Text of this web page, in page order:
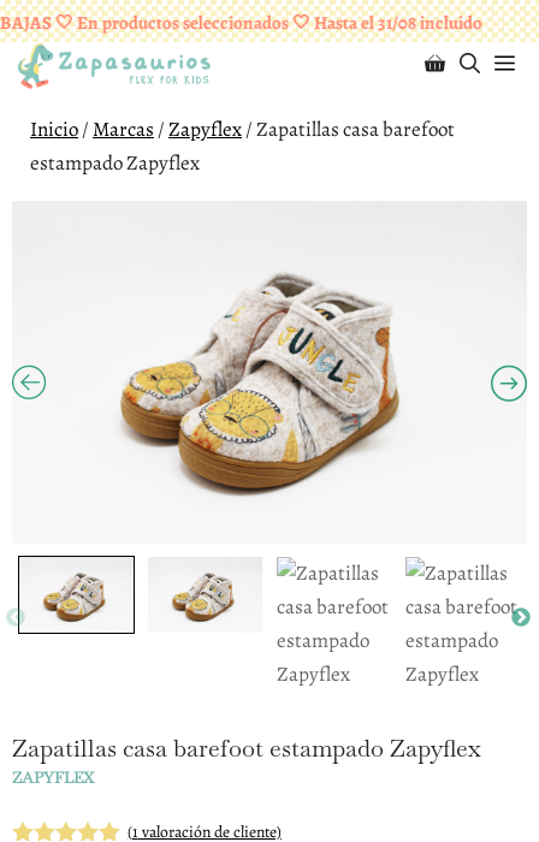
🤍 En productos seleccionados 🤍 Hasta el 31/08 incluido
Saltar
al
contenido
¡ENVÍOS GRATUITOS A PARTIR DE 95 EUROS!
Inicio/Marcas /Zapyflex/ Zapatillas casa barefoot
estampado Zapyflex
Zapatillas casa barefoot estampado Zapyflex
ZAPYFLEX
(1valoración de cliente)